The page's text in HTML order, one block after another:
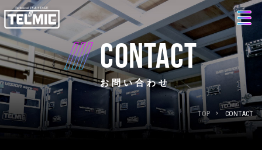
CONTACT
お問い合わせ
TOP CONTACT